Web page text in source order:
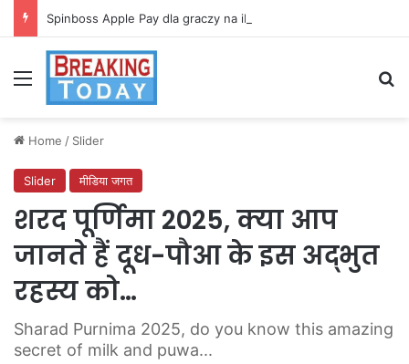
Spinboss Apple Pay dla graczy na iPhone
Menu
Home / Slider
Slider मीडिया जगत
शरद पूर्णिमा 2025, क्या आप
जानते हैं दूध-पौआ के इस अद्भुत
रहस्य को…
Sharad Purnima 2025, do you know this amazing
secret of milk and puwa...